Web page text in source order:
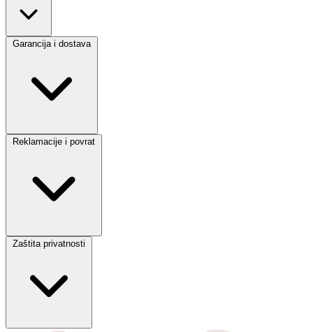
Garancija i dostava
Reklamacije i povrat
Zaštita privatnosti